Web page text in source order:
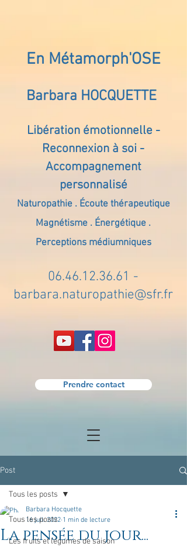
En Métamorph'OSE
Barbara HOCQUETTE
Libération émotionnelle -
Reconnexion à soi -
Accompagnement
personnalisé
Naturopathie . Écoute thérapeutique
Magnétisme . Énergétique .
Perceptions médiumniques
06.46.12.36.61 -
barbara.naturopathie@sfr.fr
Prendre contact
Post
Tous les posts
Les fruits et légumes de saison
Tous les posts
La pensée du jour...
Barbara Hocquette
16 juil. 2022 1 min de lecture